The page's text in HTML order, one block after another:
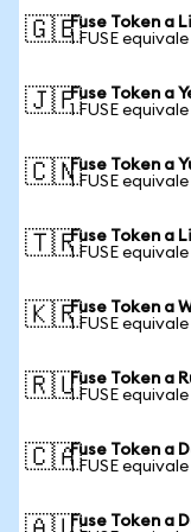
🇬🇧Fuse Token a
1 FUSE
🇯🇵Fuse Token a
1 FUSE
🇨🇳Fuse Token a
1 FUSE
🇹🇷Fuse Token a
1 FUSE
🇰🇷Fuse Token a
1 FUSE
🇷🇺Fuse Token a
1 FUSE
🇨🇦Fuse Token a
1 FUSE
Fuse Token a